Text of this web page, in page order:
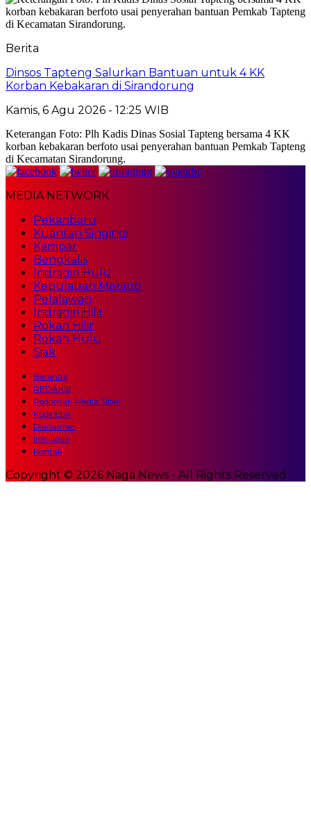
Berita
Dinsos Tapteng Salurkan Bantuan untuk 4 KK
Korban Kebakaran di Sirandorung
Kamis, 6 Agu 2026 - 12:25 WIB
Keterangan Foto: Plh Kadis Dinas Sosial Tapteng bersama 4 KK
korban kebakaran berfoto usai penyerahan bantuan Pemkab Tapteng
di Kecamatan Sirandorung.
MEDIA NETWORK
Pekanbaru
Kuantan Singingi
Kampar
Bengkalis
Indragiri Hulu
Kepulauan Meranti
Pelalawan
Indragiri Hilir
Rokan Hilir
Rokan Hulu
Siak
Beranda
REDAKSI
Pedoman Media Siber
Kode Etik
Disclaimer
Info Iklan
Kontak
Copyright © 2026 Naga News - All Rights Reserved